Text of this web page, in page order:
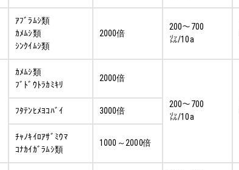
ｱﾌﾞﾗﾑｼ類
ｶﾒﾑｼ類
ｼﾝｸｲﾑｼ類
2000倍
200～700
㍑/10a
ｶﾒﾑｼ類
ﾌﾞﾄﾞｳﾄﾗｶﾐｷﾘ
2000倍
200～700
㍑/10a
ﾌﾀﾃﾝﾋﾒﾖｺﾊﾞｲ 3000倍
ﾁｬﾉｷｲﾛｱｻﾞﾐｳﾏ
ｺﾅｶｲｶﾞﾗﾑｼ類
1000～2000倍